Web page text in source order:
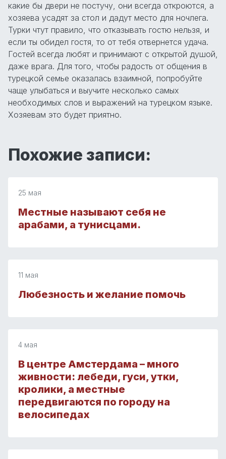
какие бы двери не постучу, они всегда откроются, а
хозяева усадят за стол и дадут место для ночлега.
Турки чтут правило, что отказывать гостю нельзя, и
если ты обидел гостя, то от тебя отвернется удача.
Гостей всегда любят и принимают с открытой душой,
даже врага. Для того, чтобы радость от общения в
турецкой семье оказалась взаимной, попробуйте
чаще улыбаться и выучите несколько самых
необходимых слов и выражений на турецком языке.
Хозяевам это будет приятно.
Похожие записи:
25 мая
Местные называют себя не
арабами, а тунисцами.
11 мая
Любезность и желание помочь
4 мая
В центре Амстердама – много
живности: лебеди, гуси, утки,
кролики, а местные
передвигаются по городу на
велосипедах